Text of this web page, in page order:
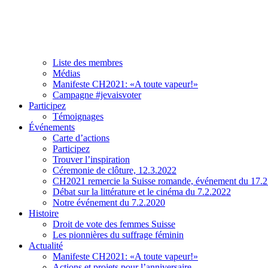
Liste des membres
Médias
Manifeste CH2021: «A toute vapeur!»
Campagne #jevaisvoter
Participez
Témoignages
Événements
Carte d’actions
Participez
Trouver l’inspiration
Céremonie de clôture, 12.3.2022
CH2021 remercie la Suisse romande, événement du
Débat sur la littérature et le cinéma du 7.2.2022
Notre événement du 7.2.2020
Histoire
Droit de vote des femmes Suisse
Les pionnières du suffrage féminin
Actualité
Manifeste CH2021: «A toute vapeur!»